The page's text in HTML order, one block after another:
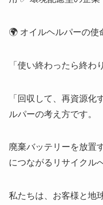
🌍 オイルヘルパーの使
「使い終わったら終わ
「回収して、再資源
ルパーの考え方です。
廃棄バッテリーを放置
につながるリサイクルへ
私たちは、お客様と地